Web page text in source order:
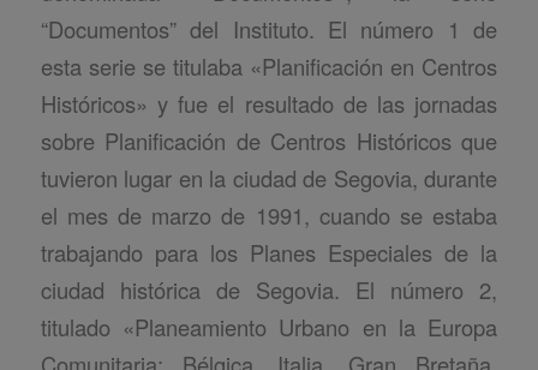
“Documentos” del Instituto. El número 1 de
esta serie se titulaba «Planificación en Centros
Históricos» y fue el resultado de las jornadas
sobre Planificación de Centros Históricos que
tuvieron lugar en la ciudad de Segovia, durante
el mes de marzo de 1991, cuando se estaba
trabajando para los Planes Especiales de la
ciudad histórica de Segovia. El número 2,
titulado «Planeamiento Urbano en la Europa